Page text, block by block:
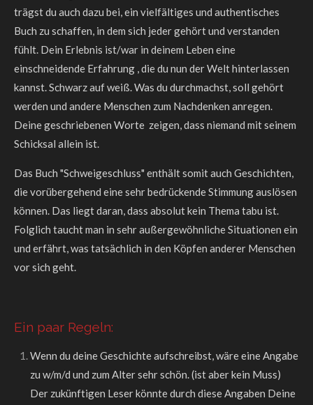
trägst du auch dazu bei, ein vielfältiges und authentisches
Buch zu schaffen, in dem sich jeder gehört und verstanden
fühlt. Dein Erlebnis ist/war in deinem Leben eine
einschneidende Erfahrung , die du nun der Welt hinterlassen
kannst. Schwarz auf weiß. Was du durchmachst, soll gehört
werden und andere Menschen zum Nachdenken anregen.
Deine geschriebenen Worte zeigen, dass niemand mit seinem
Schicksal allein ist.
Das Buch "Schweigeschluss" enthält somit auch Geschichten,
die vorübergehend eine sehr bedrückende Stimmung auslösen
können. Das liegt daran, dass absolut kein Thema tabu ist.
Folglich taucht man in sehr außergewöhnliche Situationen ein
und erfährt, was tatsächlich in den Köpfen anderer Menschen
vor sich geht.
Ein paar Regeln:
Wenn du deine Geschichte aufschreibst, wäre eine Angabe
zu w/m/d und zum Alter sehr schön. (ist aber kein Muss)
Der zukünftigen Leser könnte durch diese Angaben Deine